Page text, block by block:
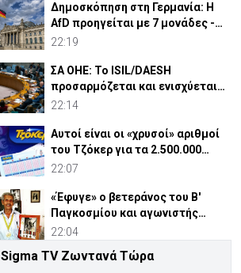
Δημοσκόπηση στη Γερμανία: Η
AfD προηγείται με 7 μονάδες -
Διεύρυνε τη διαφορά
22:19
ΣΑ ΟΗΕ: Το ISIL/DAESH
προσαρμόζεται και ενισχύεται
στην Αφρική - Πώς απειλεί
22:14
Αυτοί είναι οι «χρυσοί» αριθμοί
του Τζόκερ για τα 2.500.000
ευρώ
22:07
«Έφυγε» ο βετεράνος του Β'
Παγκοσμίου και αγωνιστής
ΕΟΚΑ, Παύλος Μ. Κασάπης
22:04
«Όχι» 9 χωρών σε ισχυρισμό
Sigma TV Ζωντανά Τώρα